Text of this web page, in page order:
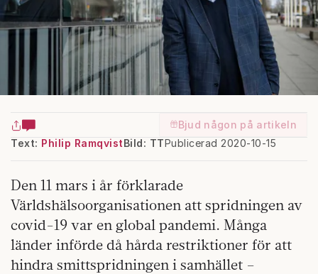
Bjud någon på artikeln
Text: Philip Ramqvist Publicerad 2020-10-15
Bild: TT
Den 11 mars i år förklarade
Världshälsoorganisationen att spridningen av
covid-19 var en global pandemi. Många
länder införde då hårda restriktioner för att
hindra smittspridningen i samhället –